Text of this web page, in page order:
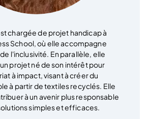
chargée de projet handicap à
School, où elle accompagne
l'inclusivité. En parallèle, elle
projet né de son intérêt pour
à impact, visant à créer du
à partir de textiles recyclés. Elle
à un avenir plus responsable
simples et efficaces.